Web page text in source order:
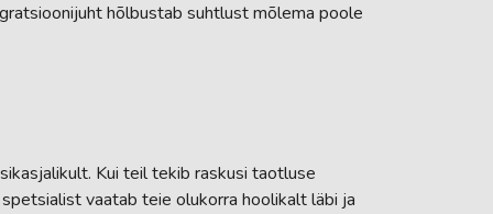
hõlbustab suhtlust mõlema poole
Kui teil tekib raskusi taotluse
vaatab teie olukorra hoolikalt läbi ja